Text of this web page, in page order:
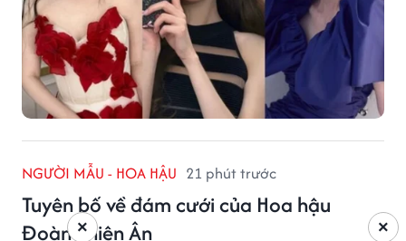
NGƯỜI MẪU - HOA HẬU 21 phút trước
Tuyên bố về đám cưới của Hoa hậu
Đoàn Thiên Ân
×
×